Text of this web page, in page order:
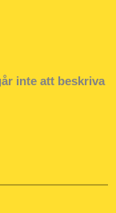
inte att beskriva